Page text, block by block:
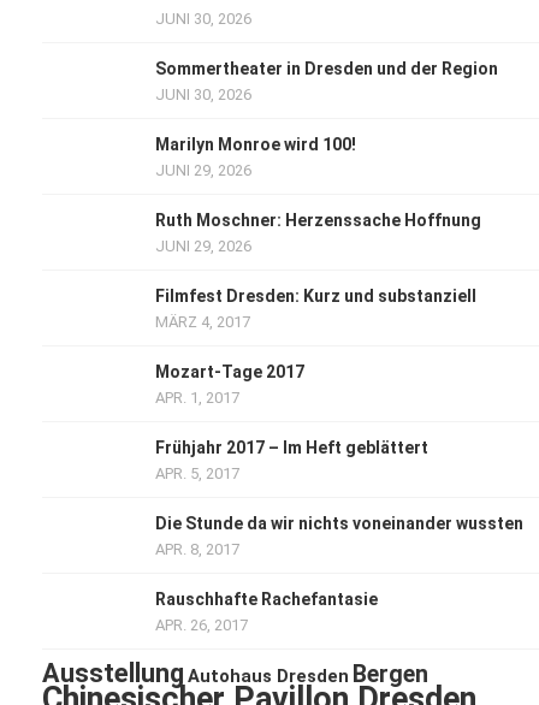
JUNI 30, 2026
Sommertheater in Dresden und der Region
JUNI 30, 2026
Marilyn Monroe wird 100!
JUNI 29, 2026
Ruth Moschner: Herzenssache Hoffnung
JUNI 29, 2026
Filmfest Dresden: Kurz und substanziell
MÄRZ 4, 2017
Mozart-Tage 2017
APR. 1, 2017
Frühjahr 2017 – Im Heft geblättert
APR. 5, 2017
Die Stunde da wir nichts voneinander wussten
APR. 8, 2017
Rauschhafte Rachefantasie
APR. 26, 2017
Ausstellung Autohaus Dresden Bergen